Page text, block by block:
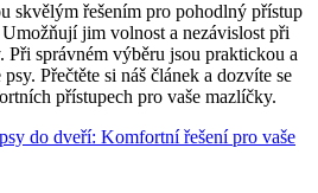
skvělým řešením pro pohodlný přístup
jim volnost a nezávislost při
Při správném výběru jsou praktickou a
Přečtěte si náš článek a dozvíte se
přístupech pro vaše mazlíčky.
do dveří: Komfortní řešení pro vaše